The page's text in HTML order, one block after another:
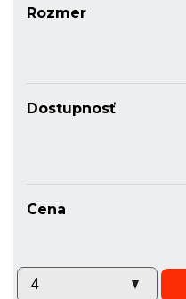
Rozmer
Dostupnosť
Cena